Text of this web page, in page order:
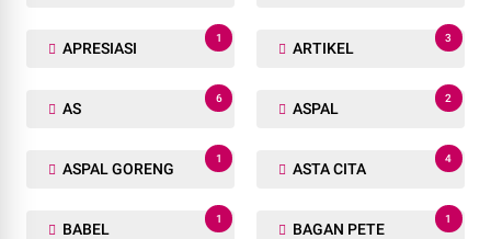
APRESIASI
1
ARTIKEL
3
AS
6
ASPAL
2
ASPAL GORENG
1
ASTA CITA
4
BABEL
1
BAGAN PETE
1